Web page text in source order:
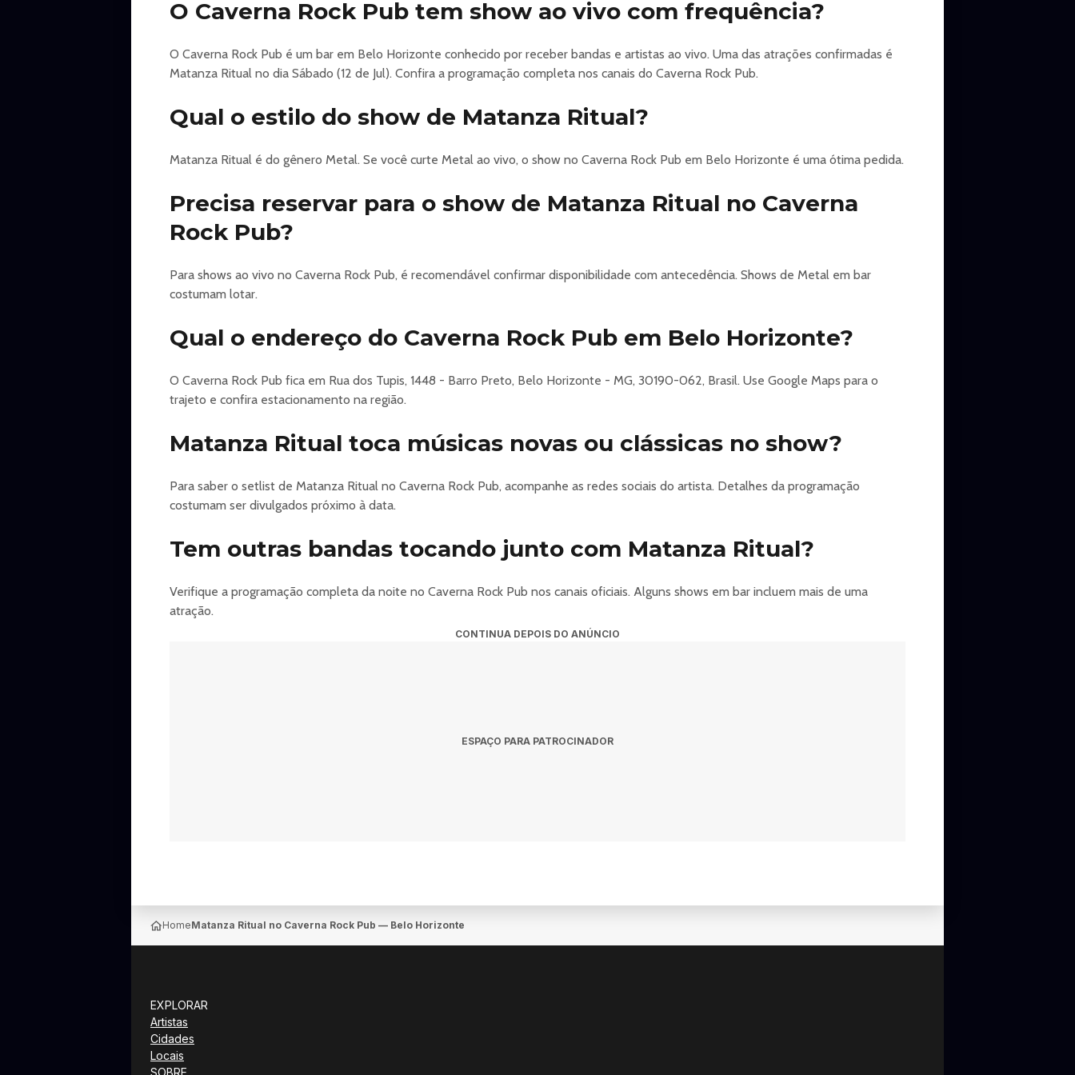
03/07 - Tuatha de Danann (nova data!)
17/07 - Masters of Voices com Edu Falashi, Eric Martin, Ripper Owens e Jeff Scott Soto
25/07 - Fábio Lione
Mister Rock - Avenida Tereza Cristina 295 - Prado
Produção e Marketing: romanielloproducoes
📍 Caverna Rock Pub - Rua Tupis 1448 - Barro Preto
Informações: (31) 99238 7499
Produção: romanielloproducoes
Apoio: lautbeer
#Caverna
O Caverna Rock Pub tem show ao vivo com frequência?
O Caverna Rock Pub é um bar em Belo Horizonte conhecido por receber bandas e artistas ao vivo. Uma das atrações confirmadas é
Matanza Ritual no dia Sábado (12 de Jul). Confira a programação completa nos canais do Caverna Rock Pub.
Qual o estilo do show de Matanza Ritual?
Matanza Ritual é do gênero Metal. Se você curte Metal ao vivo, o show no Caverna Rock Pub em Belo Horizonte é uma ótima pedida.
Precisa reservar para o show de Matanza Ritual no Caverna
Rock Pub?
Para shows ao vivo no Caverna Rock Pub, é recomendável confirmar disponibilidade com antecedência. Shows de Metal em bar
costumam lotar.
Qual o endereço do Caverna Rock Pub em Belo Horizonte?
O Caverna Rock Pub fica em Rua dos Tupis, 1448 - Barro Preto, Belo Horizonte - MG, 30190-062, Brasil. Use Google Maps para o
trajeto e confira estacionamento na região.
Matanza Ritual toca músicas novas ou clássicas no show?
Para saber o setlist de Matanza Ritual no Caverna Rock Pub, acompanhe as redes sociais do artista. Detalhes da programação
costumam ser divulgados próximo à data.
Tem outras bandas tocando junto com Matanza Ritual?
Verifique a programação completa da noite no Caverna Rock Pub nos canais oficiais. Alguns shows em bar incluem mais de uma
atração.
CONTINUA DEPOIS DO ANÚNCIO
ESPAÇO PARA PATROCINADOR
HomeMatanza Ritual no Caverna Rock Pub — Belo Horizonte
EXPLORAR
Artistas
Cidades
Locais
SOBRE